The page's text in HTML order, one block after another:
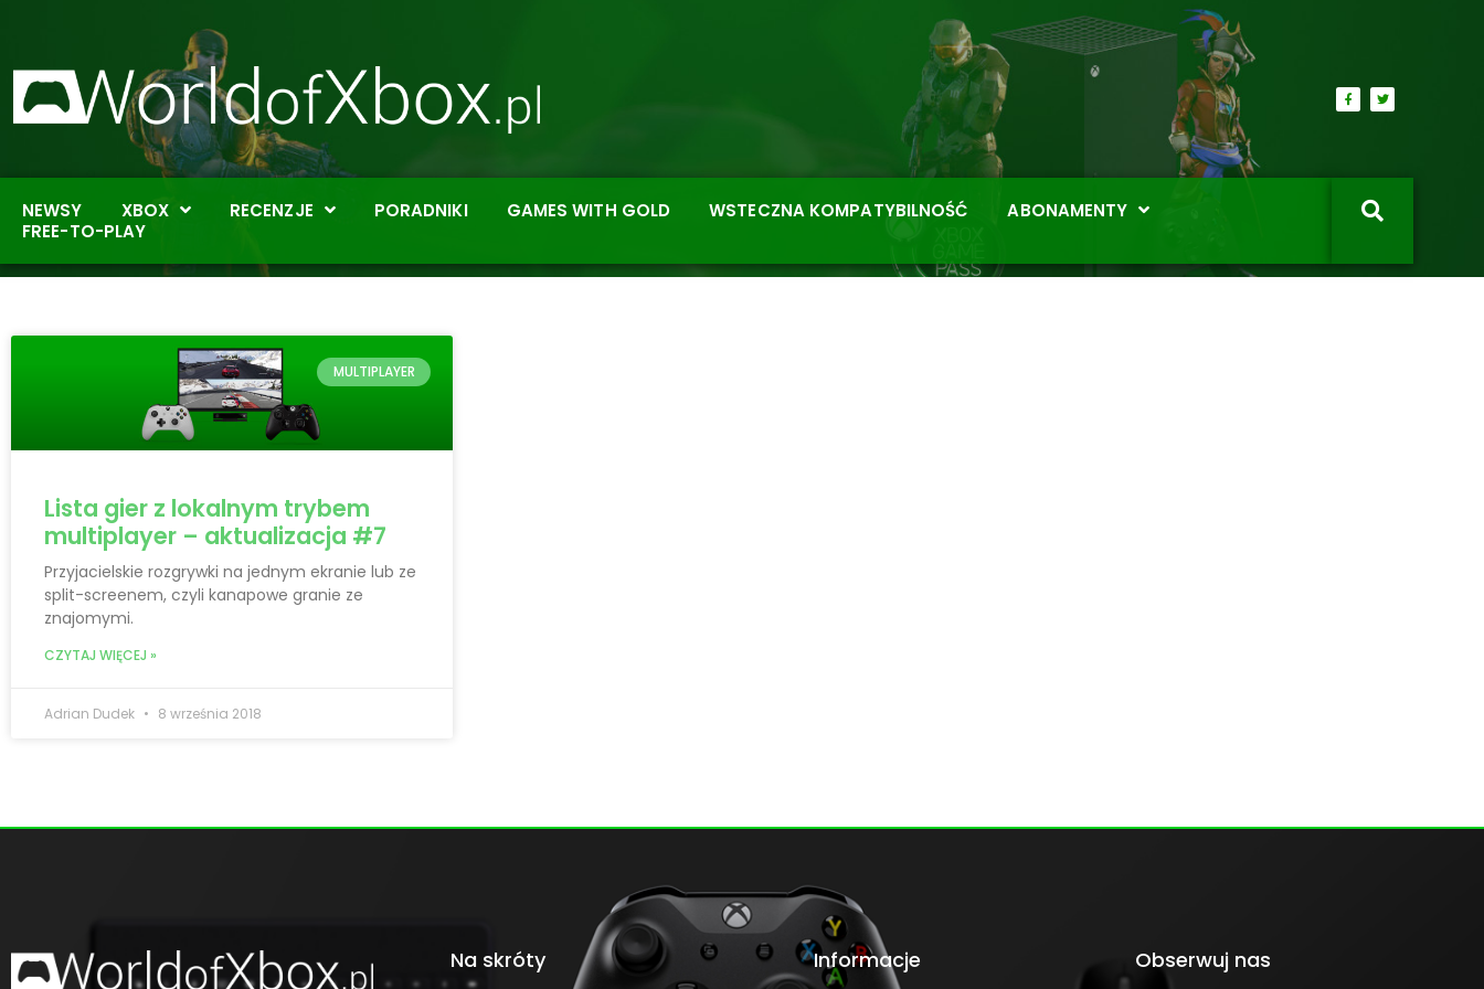
NEWSY XBOX RECENZJE PORADNIKI GAMES WITH GOLD WSTECZNA KOMPATYBILNOŚĆ
ABONAMENTY
FREE-TO-PLAY
MULTIPLAYER
Lista gier z lokalnym trybem
multiplayer – aktualizacja #7
Przyjacielskie rozgrywki na jednym ekranie lub ze
split-screenem, czyli kanapowe granie ze
znajomymi.
CZYTAJ WIĘCEJ »
Adrian Dudek 8 września 2018
Na skróty Informacje Obserwuj nas